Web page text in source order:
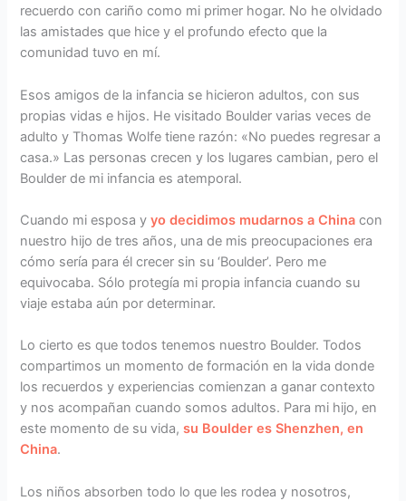
recuerdo con cariño como mi primer hogar. No he olvidado
las amistades que hice y el profundo efecto que la
comunidad tuvo en mí.
Esos amigos de la infancia se hicieron adultos, con sus
propias vidas e hijos. He visitado Boulder varias veces de
adulto y Thomas Wolfe tiene razón: «No puedes regresar a
casa.» Las personas crecen y los lugares cambian, pero el
Boulder de mi infancia es atemporal.
Cuando mi esposa yyo decidimos mudarnos a China con
nuestro hijo de tres años, una de mis preocupaciones era
cómo sería para él crecer sin su ‘Boulder’. Pero me
equivocaba. Sólo protegía mi propia infancia cuando su
viaje estaba aún por determinar.
Lo cierto es que todos tenemos nuestro Boulder. Todos
compartimos un momento de formación en la vida donde
los recuerdos y experiencias comienzan a ganar contexto
y nos acompañan cuando somos adultos. Para mi hijo, en
este momento de su vida,su Boulder es Shenzhen, en
China.
Los niños absorben todo lo que les rodea y nosotros,